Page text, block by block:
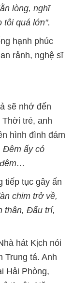
lòng, nghĩ
tôi quá lớn".
hạnh phúc
rảnh, nghệ sĩ
sẽ nhớ đến
trẻ, anh
hình đình đám
Đêm ấy có
tiếp tục gây ấn
chim trở về,
thân, Đấu trí,
hát Kịch nói
Trung tá. Anh
Hải Phòng,